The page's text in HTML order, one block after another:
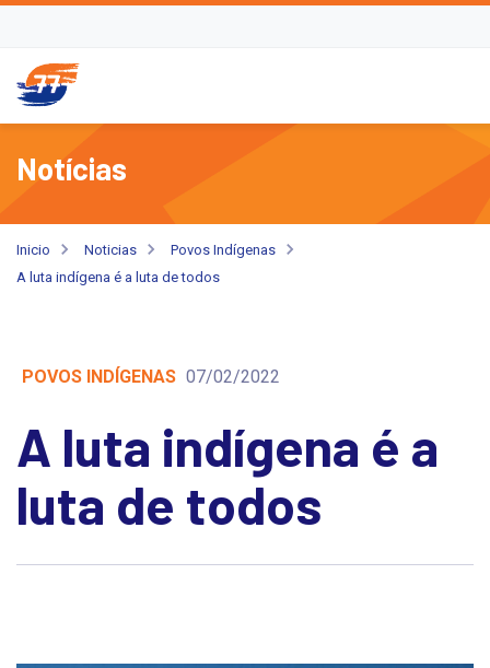
Notícias
Inicio Noticias
Povos Indígenas
A luta indígena é a luta de todos
POVOS INDÍGENAS 07/02/2022
A luta indígena é a
luta de todos